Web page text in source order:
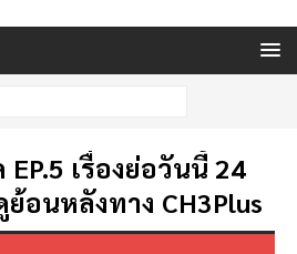
เรื่องย่อวันนี้ 24
อนหลังทาง CH3Plus